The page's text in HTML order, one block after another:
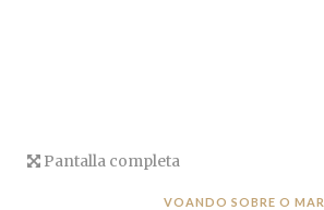
Pantalla completa
VOANDO SOBRE O MAR